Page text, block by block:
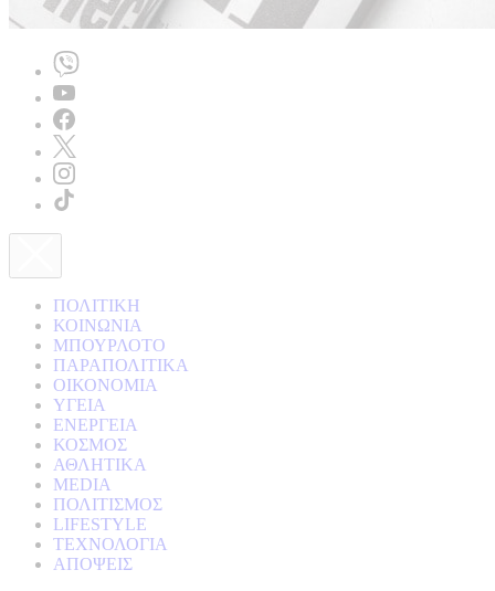
ΠΟΛΙΤΙΚΗ
ΚΟΙΝΩΝΙΑ
ΜΠΟΥΡΛΟΤΟ
ΠΑΡΑΠΟΛΙΤΙΚΑ
ΟΙΚΟΝΟΜΙΑ
ΥΓΕΙΑ
ΕΝΕΡΓΕΙΑ
ΚΟΣΜΟΣ
ΑΘΛΗΤΙΚΑ
MEDIA
ΠΟΛΙΤΙΣΜΟΣ
LIFESTYLE
ΤΕΧΝΟΛΟΓΙΑ
ΑΠΟΨΕΙΣ